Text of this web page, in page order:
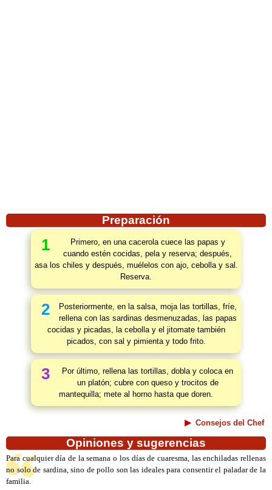
Preparación
1
Primero, en una cacerola cuece las papas y
cuando estén cocidas, pela y reserva; después,
asa los chiles y después, muélelos con ajo, cebolla y sal.
Reserva.
2
Posteriormente, en la salsa, moja las tortillas, fríe,
rellena con las sardinas desmenuzadas, las papas
cocidas y picadas, la cebolla y el jitomate también
picados, con sal y pimienta y todo frito.
3
Por último, rellena las tortillas, dobla y coloca en
un platón; cubre con queso y trocitos de
mantequilla; mete al horno hasta que doren.
Consejos del Chef
Opiniones y sugerencias
Para cualquier día de la semana o los días de cuaresma, las enchiladas rellenas
no solo de sardina, sino de pollo son las ideales para consentir el paladar de la
familia.